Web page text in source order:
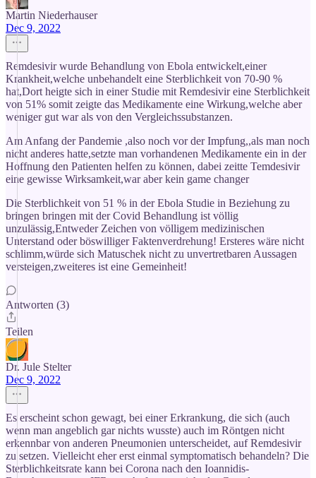
Martin Niederhauser
Dec 9, 2022
Remdesivir wurde Behandlung von Ebola entwickelt,einer
Krankheit,welche unbehandelt eine Sterblichkeit von 70-90 %
hat,Dort heigte sich in einer Studie mit Remdesivir eine Sterblichkeit
von 51% somit zeigte das Medikamente eine Wirkung,welche aber
weniger gut war als von den Vergleichssubstanzen.
Am Anfang der Pandemie ,also noch vor der Impfung,,als man noch
nicht anderes hatte,setzte man vorhandenen Medikamente ein in der
Hoffnung den Patienten helfen zu können, dabei zeitte Temdesivir
eine gewisse Wirksamkeit,war aber kein game changer
Die Sterblichkeit von 51 % in der Ebola Studie in Beziehung zu
bringen bringen mit der Covid Behandlung ist völlig
unzulässig,Entweder Zeichen von völligem medizinischen
Unterstand oder böswilliger Faktenverdrehung! Ersteres wäre nicht
schlimm,würde sich Matuschek nicht zu unvertretbaren Aussagen
versteigen,zweiteres ist eine Gemeinheit!
Antworten (3)
Teilen
Dr. Jule Stelter
Dec 9, 2022
Es erscheint schon gewagt, bei einer Erkrankung, die sich (auch
wenn man angeblich gar nichts wusste) auch im Röntgen nicht
erkennbar von anderen Pneumonien unterscheidet, auf Remdesivir
zu setzen. Vielleicht eher erst einmal symptomatisch behandeln? Die
Sterblichkeitsrate kann bei Corona nach den Ioannidis-